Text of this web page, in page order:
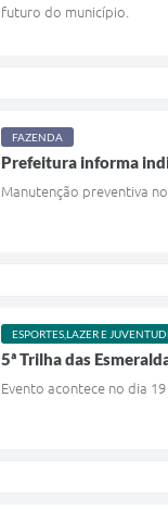
futuro do município.
FAZENDA
Prefeitura informa
Manutenção preventiva
ESPORTES,LAZER E
5ª Trilha das
Evento acontece no dia